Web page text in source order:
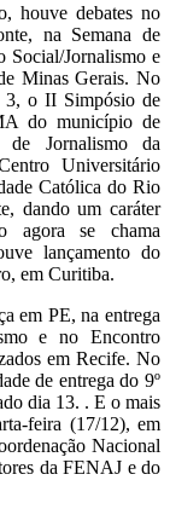
houve debates no
na Semana de
Social/Jornalismo e
Minas Gerais. No
3, o II Simpósio de
do município de
de Jornalismo da
Universitário
Católica do Rio
dando um caráter
agora se chama
lançamento do
em Curitiba.
em PE, na entrega
e no Encontro
em Recife. No
de entrega do 9º
dia 13. . E o mais
feira (17/12), em
Nacional
da FENAJ e do